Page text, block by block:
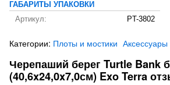
ГАБАРИТЫ УПАКОВКИ
Артикул:
PT-3802
Категории: Плоты и мостики Аксессуары
Черепаший берег Turtle Bank
(40,6x24,0x7,0см) Exo Terra